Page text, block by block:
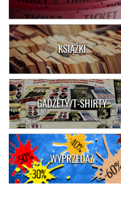
KSIĄŻKI
GADŻETY/T-SHIRTY
WYPRZEDAŻ